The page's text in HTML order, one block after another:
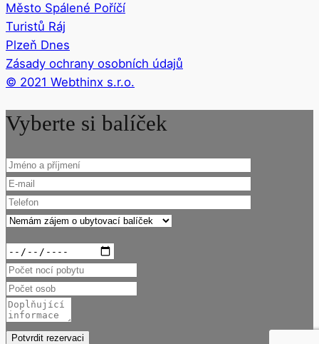
Město Spálené Poříčí
Turistů Ráj
Plzeň Dnes
Zásady ochrany osobních údajů
© 2021 Webthinx s.r.o.
Vyberte si balíček